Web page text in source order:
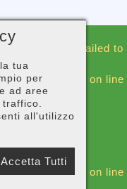
tua
per
ad aree
all'utilizzo
Accetta Tutti
Failed to
in
script.php
on line
script.php
on line